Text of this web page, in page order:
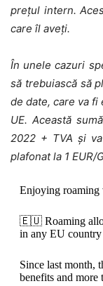
prețul intern.
care îl aveți.
În unele cazuri
să trebuiască să
de date, care va fi
UE. Această
2022 + TVA și
plafonat la 1 EUR/
Enjoying
🇪🇺 Roaming
in any EU
Since last month,
benefits and more